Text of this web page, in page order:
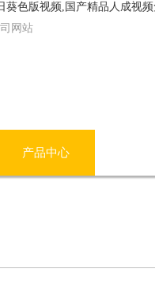
葵色版视频,国产精品人成视
网站
产品中心